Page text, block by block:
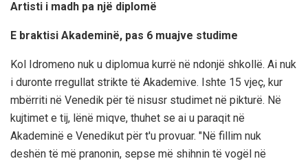
Artisti i madh pa një diplomë
E braktisi Akademinë, pas 6 muajve studime
Kol Idromeno nuk u diplomua kurrë në ndonjë shkollë. Ai nuk
i duronte rregullat strikte të Akademive. Ishte 15 vjeç, kur
mbërriti në Venedik për të nisusr studimet në pikturë. Në
kujtimet e tij, lënë miqve, thuhet se ai u paraqit në
Akademinë e Venedikut për t'u provuar. "Në fillim nuk
deshën të më pranonin, sepse më shihnin të vogël në